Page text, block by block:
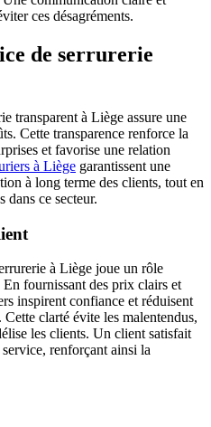
ces désagréments.
de serrurerie
transparent à Liège assure une
Cette transparence renforce la
et favorise une relation
à Liège garantissent une
à long terme des clients, tout en
dans ce secteur.
à Liège joue un rôle
fournissant des prix clairs et
inspirent confiance et réduisent
clarté évite les malentendus,
les clients. Un client satisfait
renforçant ainsi la